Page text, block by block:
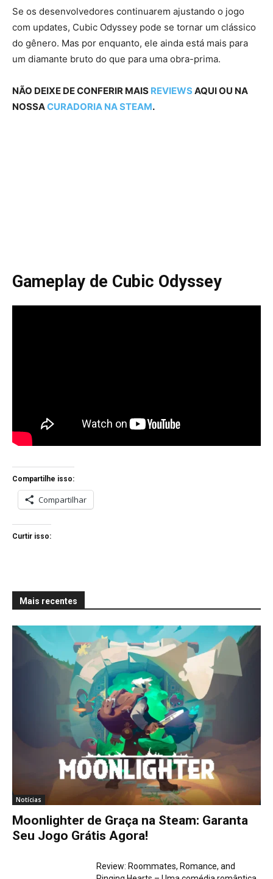
Se os desenvolvedores continuarem ajustando o jogo
com updates, Cubic Odyssey pode se tornar um clássico
do gênero. Mas por enquanto, ele ainda está mais para
um diamante bruto do que para uma obra-prima.
NÃO DEIXE DE CONFERIR MAIS REVIEWS AQUI OU NA
NOSSACURADORIA NA STEAM.
Gameplay de Cubic Odyssey
Compartilhe isso:
Compartilhar
Curtir isso:
Mais recentes
Notícias
Moonlighter de Graça na Steam: Garanta
Seu Jogo Grátis Agora!
Review: Roommates, Romance, and